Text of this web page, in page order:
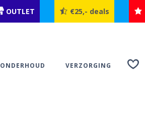
OUTLET €25,- deals
ONDERHOUD VERZORGING